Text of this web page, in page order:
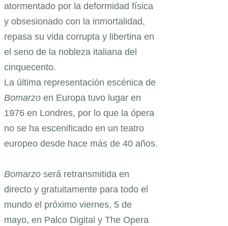
atormentado por la deformidad física
y obsesionado con la inmortalidad,
repasa su vida corrupta y libertina en
el seno de la nobleza italiana del
cinquecento.
La última representación escénica de
Bomarzo en Europa tuvo lugar en
1976 en Londres, por lo que la ópera
no se ha escenificado en un teatro
europeo desde hace más de 40 años.
Bomarzo será retransmitida en
directo y gratuitamente para todo el
mundo el próximo viernes, 5 de
mayo, en Palco Digital y The Opera